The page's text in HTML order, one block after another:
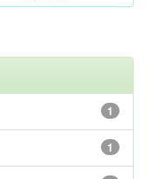
1
1